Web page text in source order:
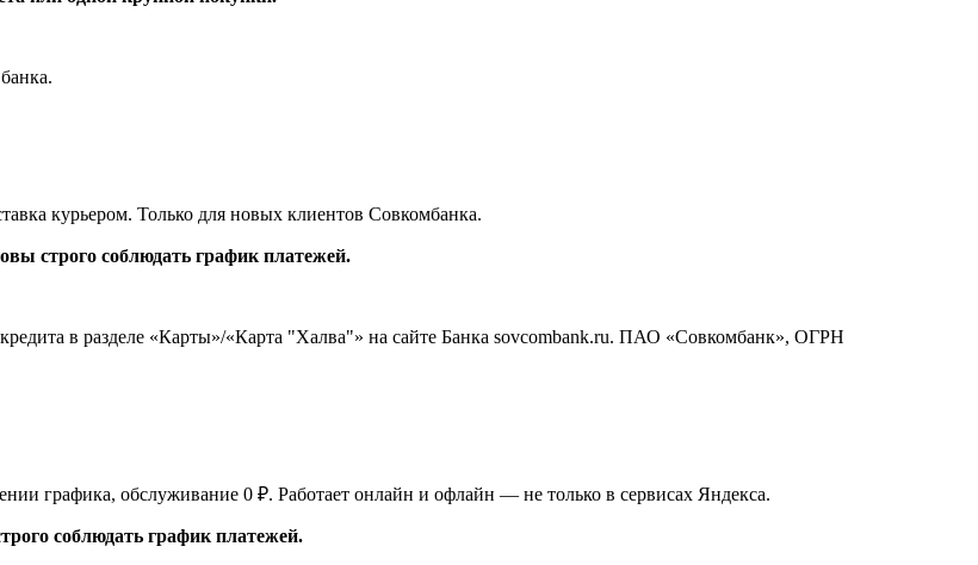
курьером. Только для новых клиентов Совкомбанка.
строго соблюдать график платежей.
в разделе «Карты»/«Карта "Халва"» на сайте Банка sovcombank.ru. ПАО «Совкомбанк», ОГРН
графика, обслуживание 0 ₽. Работает онлайн и офлайн — не только в сервисах Яндекса.
соблюдать график платежей.